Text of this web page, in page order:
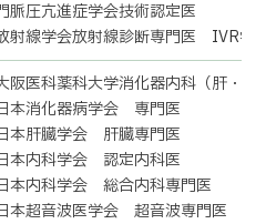
脈圧亢進症学会技術認定医
射線学会放射線診断専門医 IVR学
阪医科薬科大学消化器内科（肝・
本消化器病学会 専門医
本肝臓学会 肝臓専門医
本内科学会 認定内科医
本内科学会 総合内科専門医
本超音波医学会 超音波専門医